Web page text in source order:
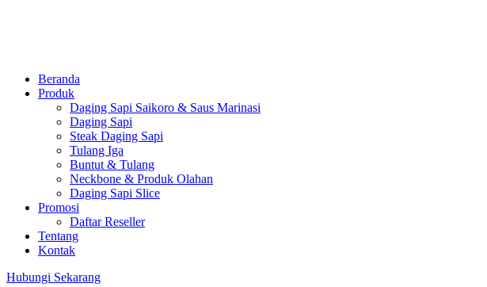
Beranda
Produk
Daging Sapi Saikoro & Saus Marinasi
Daging Sapi
Steak Daging Sapi
Tulang Iga
Buntut & Tulang
Neckbone & Produk Olahan
Daging Sapi Slice
Promosi
Daftar Reseller
Tentang
Kontak
Hubungi Sekarang